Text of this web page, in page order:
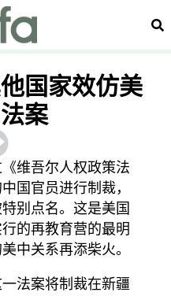
搜
国家效仿美
案
维吾尔人权政策法
国官员进行制裁，
别点名。这是美国
的再教育营的最明
中关系再添柴火。
法案将制裁在新疆